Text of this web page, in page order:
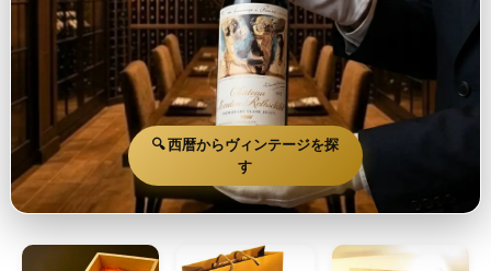
🔍 西暦からヴィンテージを探
す